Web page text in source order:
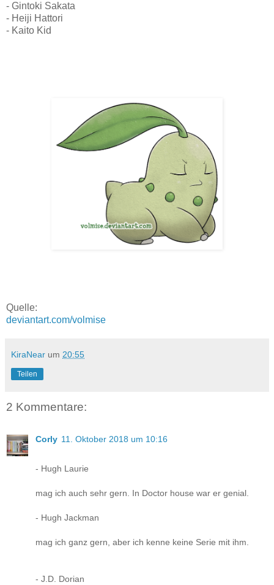
- Gintoki Sakata
- Heiji Hattori
- Kaito Kid
Quelle:
deviantart.com/volmise
KiraNear um 20:55
Teilen
2 Kommentare:
Corly 11. Oktober 2018 um 10:16
- Hugh Laurie
mag ich auch sehr gern. In Doctor house war er genial.
- Hugh Jackman
mag ich ganz gern, aber ich kenne keine Serie mit ihm.
- J.D. Dorian